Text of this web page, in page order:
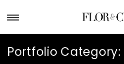
Portfolio Category: